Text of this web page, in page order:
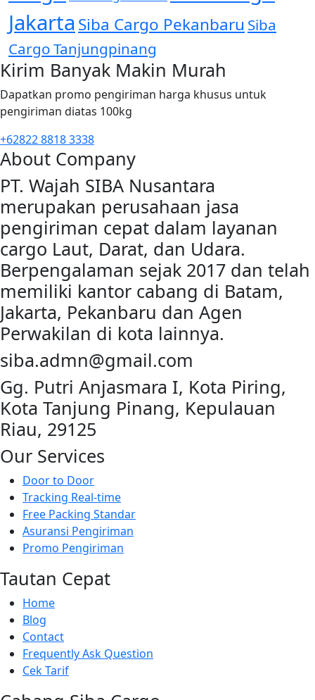
Jakarta Siba Cargo Pekanbaru Siba
Cargo Tanjungpinang
Kirim Banyak Makin Murah
Dapatkan promo pengiriman harga khusus untuk
pengiriman diatas 100kg
+62822 8818 3338
About Company
PT. Wajah SIBA Nusantara
merupakan perusahaan jasa
pengiriman cepat dalam layanan
cargo Laut, Darat, dan Udara.
Berpengalaman sejak 2017 dan telah
memiliki kantor cabang di Batam,
Jakarta, Pekanbaru dan Agen
Perwakilan di kota lainnya.
siba.admn@gmail.com
Gg. Putri Anjasmara I, Kota Piring,
Kota Tanjung Pinang, Kepulauan
Riau, 29125
Our Services
Door to Door
Tracking Real-time
Free Packing Standar
Asuransi Pengiriman
Promo Pengiriman
Tautan Cepat
Home
Blog
Contact
Frequently Ask Question
Cek Tarif